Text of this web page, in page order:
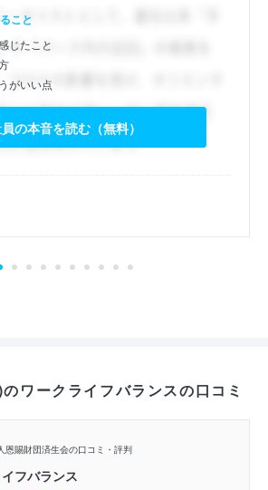
こと
じたこと
がいい点
の本音を読む（無料）
ワークライフバランスの口コミ
恩賜財団済生会の口コミ・評判
フバランス